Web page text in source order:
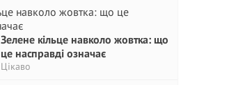
Зелене кільце навколо жовтка: що
це насправді означає
Цікаво